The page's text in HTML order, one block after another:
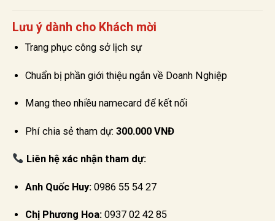
Lưu ý dành cho Khách mời
Trang phục công sở lịch sự
Chuẩn bị phần giới thiệu ngắn về Doanh Nghiệp
Mang theo nhiều namecard để kết nối
Phí chia sẻ tham dự:300.000 VNĐ
Liên hệ xác nhận tham dự:
Anh Quốc Huy: 0986 55 54 27
Chị Phương Hoa: 0937 02 42 85